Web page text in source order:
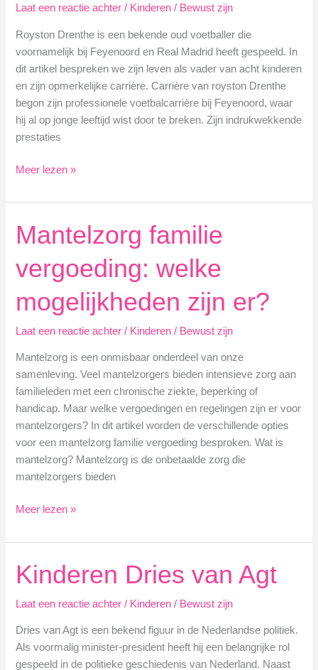
Laat een reactie achter / Kinderen / Bewust zijn
Royston Drenthe is een bekende oud voetballer die
voornamelijk bij Feyenoord en Real Madrid heeft gespeeld. In
dit artikel bespreken we zijn leven als vader van acht kinderen
en zijn opmerkelijke carrière. Carrière van royston Drenthe
begon zijn professionele voetbalcarrière bij Feyenoord, waar
hij al op jonge leeftijd wist door te breken. Zijn indrukwekkende
prestaties
Royston
kinderen
Meer lezen »
Mantelzorg familie
vergoeding: welke
mogelijkheden zijn er?
Laat een reactie achter / Kinderen / Bewust zijn
Mantelzorg is een onmisbaar onderdeel van onze
samenleving. Veel mantelzorgers bieden intensieve zorg aan
familieleden met een chronische ziekte, beperking of
handicap. Maar welke vergoedingen en regelingen zijn er voor
mantelzorgers? In dit artikel worden de verschillende opties
voor een mantelzorg familie vergoeding besproken. Wat is
mantelzorg? Mantelzorg is de onbetaalde zorg die
mantelzorgers bieden
Mantelzorg
vergoeding:
mogelijkheden
er?
Meer lezen »
Kinderen Dries van Agt
Laat een reactie achter / Kinderen / Bewust zijn
Dries van Agt is een bekend figuur in de Nederlandse politiek.
Als voormalig minister-president heeft hij een belangrijke rol
gespeeld in de politieke geschiedenis van Nederland. Naast